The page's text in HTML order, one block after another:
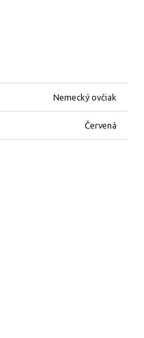
Nemecký ovčiak
Červená